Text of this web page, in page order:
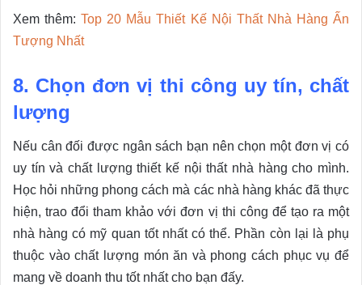
Xem thêm:Top 20 Mẫu Thiết Kế Nội Thất Nhà Hàng Ấn
Tượng Nhất
8. Chọn đơn vị thi công uy tín, chất
lượng
Nếu cân đối được ngân sách bạn nên chọn một đơn vị có
uy tín và chất lượng thiết kế nội thất nhà hàng cho mình.
Học hỏi những phong cách mà các nhà hàng khác đã thực
hiện, trao đổi tham khảo với đơn vị thi công để tạo ra một
nhà hàng có mỹ quan tốt nhất có thể. Phần còn lại là phụ
thuộc vào chất lượng món ăn và phong cách phục vụ để
mang về doanh thu tốt nhất cho bạn đấy.